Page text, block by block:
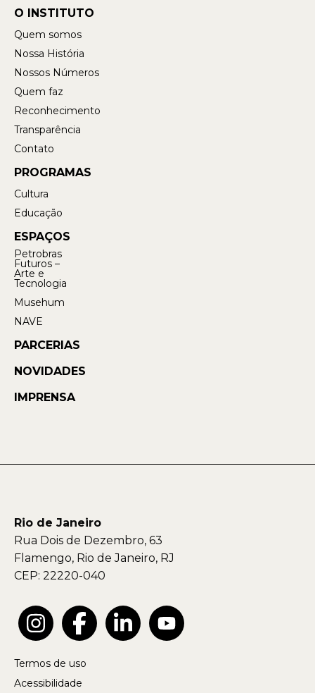
O INSTITUTO
Quem somos
Nossa História
Nossos Números
Quem faz
Reconhecimento
Transparência
Contato
PROGRAMAS
Cultura
Educação
ESPAÇOS
Petrobras
Futuros –
Arte e
Tecnologia
Musehum
NAVE
PARCERIAS
NOVIDADES
IMPRENSA
Rio de Janeiro
Rua Dois de Dezembro, 63
Flamengo, Rio de Janeiro, RJ
CEP: 22220-040
Termos de uso
Acessibilidade